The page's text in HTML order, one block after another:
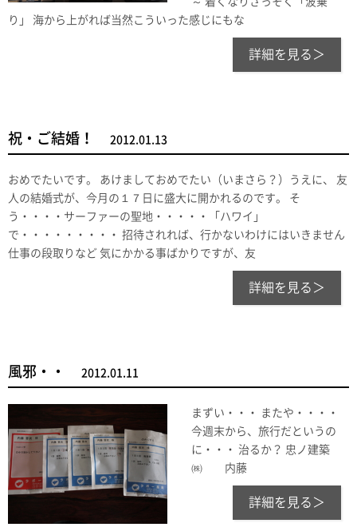
り」 海から上がれば当然こういった感じにもな
詳細を見る＞
祝・ご結婚！ 2012.01.13
おめでたいです。 あけましておめでたい（いまさら？）うえに、 友
人の結婚式が、今月の１７日に盛大に開かれるのです。 そ
う・・・・サーファーの聖地・・・・・「ハワイ」
で・・・・・・・・・ 招待されれば、行かないわけにはいきません
仕事の段取りなど 気にかかる事ばかりですが、友
詳細を見る＞
風邪・・ 2012.01.11
まずい・・・ またや・・・・
今週末から、旅行だというの
に・・・ 治るか？ 忠ノ建築
㈱ 内藤
詳細を見る＞